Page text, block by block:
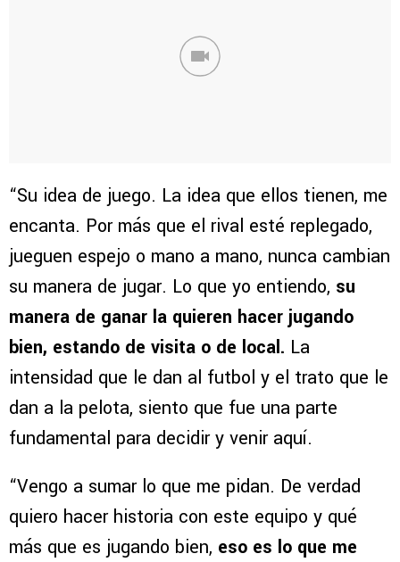
“Su idea de juego. La idea que ellos tienen, me
encanta. Por más que el rival esté replegado,
jueguen espejo o mano a mano, nunca cambian
su manera de jugar. Lo que yo entiendo, su
manera de ganar la quieren hacer jugando
bien, estando de visita o de local. La
intensidad que le dan al futbol y el trato que le
dan a la pelota, siento que fue una parte
fundamental para decidir y venir aquí.
“Vengo a sumar lo que me pidan. De verdad
quiero hacer historia con este equipo y qué
más que es jugando bien, eso es lo que me